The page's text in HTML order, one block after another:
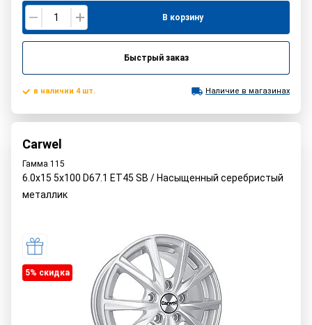
В корзину
Быстрый заказ
в наличии 4 шт. Наличие в магазинах
Carwel
Гамма 115
6.0x15 5x100 D67.1 ET45 SB / Насыщенный серебристый
металлик
5% cкидка